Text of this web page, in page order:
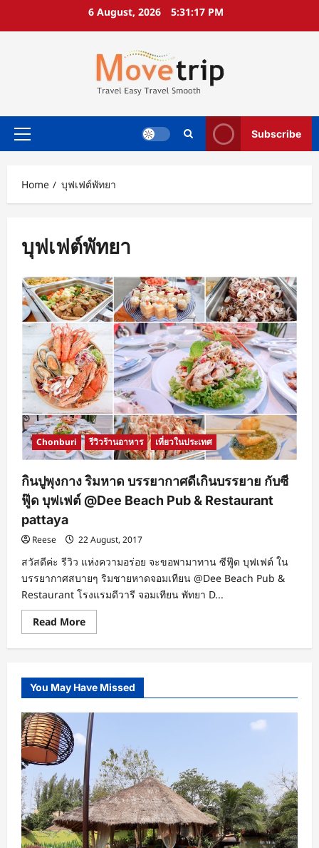
6 August, 2026 5:31:17 PM
Primary
Subscribe
Home บุฟเฟต์พัทยา
บุฟเฟต์พัทยา
Chonburi รีวิวร้านอาหาร เที่ยวในประเทศ
กินปูพุงกาง ริมหาด บรรยากาศดีเกินบรรยาย กับซี
ฟู๊ด บุฟเฟต์ @Dee Beach Pub & Restaurant
pattaya
Reese 22 August, 2017
สวัสดีค่ะ รีวิว แห่งความอร่อย จะขอพามาทาน ซีฟู๊ด บุฟเฟต์ ใน
บรรยากาศสบายๆ ริมชายหาดจอมเทียน @Dee Beach Pub &
Restaurant โรงแรมดีวารี จอมเทียน พัทยา D...
Read MoreRead
more
กิน
กาง
ริม
หาด
บรรยากาศ
ดี
เกิน
บรรยาย
กับ
ซี
ฟู๊ด
บุฟเฟต์
@Dee
Beach
Pub
&
Restaurant
pattaya
You May Have Missed